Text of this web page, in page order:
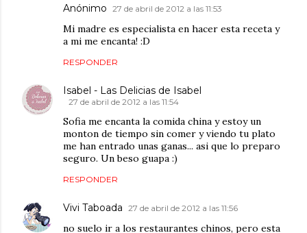
Anónimo 27 de abril de 2012 a las 11:53
Mi madre es especialista en hacer esta receta y
a mi me encanta! :D
RESPONDER
Isabel - Las Delicias de Isabel
27 de abril de 2012 a las 11:54
Sofia me encanta la comida china y estoy un
monton de tiempo sin comer y viendo tu plato
me han entrado unas ganas... asi que lo preparo
seguro. Un beso guapa :)
RESPONDER
Vivi Taboada 27 de abril de 2012 a las 11:56
no suelo ir a los restaurantes chinos, pero esta